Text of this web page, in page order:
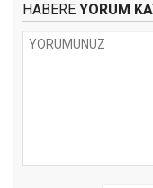
HABERE YORUM